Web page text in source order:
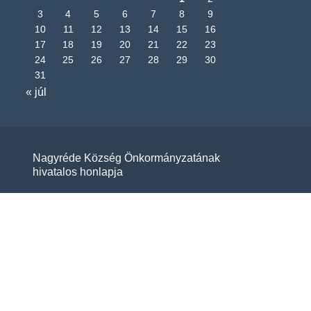
3
4 5 6 7 8
9
10
11 12 13 14 15
16
17
18 19 20 21 22
23
24
25 26 27 28 29
30
31
« júl
Nagyréde Község Önkormányzatának
hivatalos honlapja